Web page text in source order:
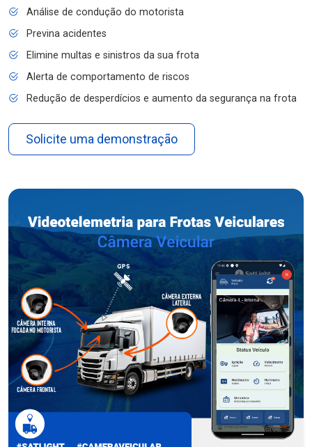
Análise de condução do motorista
Previna acidentes
Elimine multas e sinistros da sua frota
Alerta de comportamento de riscos
Redução de desperdícios e aumento da segurança na frota
Solicite uma demonstração